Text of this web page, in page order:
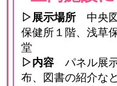
▷展示場所 中央
保健所１階、浅草
堂
▷内容 パネル展
布、図書の紹介な